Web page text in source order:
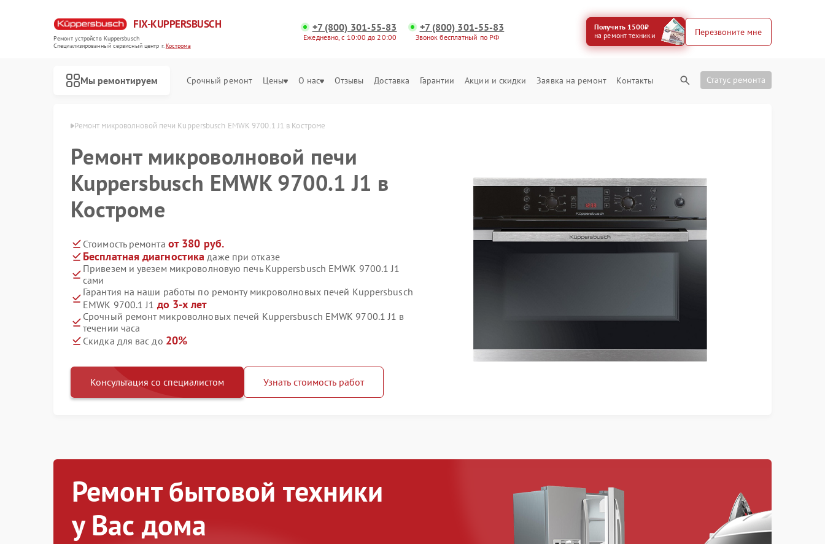
FIX-KUPPERSBUSCH
Ремонт устройств Kuppersbusch
Специализированный cервисный центр г.Кострома
+7 (800) 301-55-83
Ежедневно, с 10:00 до 20:00
+7 (800) 301-55-83
Звонок бесплатный по РФ
Получить 1500₽
на ремонт техники
Перезвоните мне
Мы ремонтируем Срочный ремонт Цены О нас Отзывы Доставка Гарантии Акции и скидки Заявка на ремонт Контакты Статус ремонта
Ремонт микроволновой печи Kuppersbusch EMWK 9700.1 J1 в Костроме
Ремонт микроволновой печи
Kuppersbusch EMWK 9700.1 J1 в
Костроме
Стоимость ремонта от 380 руб.
Бесплатная диагностика даже при отказе
Привезем и увезем микроволновую печь Kuppersbusch EMWK 9700.1 J1
сами
Гарантия на наши работы по ремонту микроволновых печей Kuppersbusch
EMWK 9700.1 J1 до 3-х лет
Срочный ремонт микроволновых печей Kuppersbusch EMWK 9700.1 J1 в
течении часа
Скидка для вас до 20%
Консультация со специалистом Узнать стоимость работ
Ремонт бытовой техники
у Вас дома